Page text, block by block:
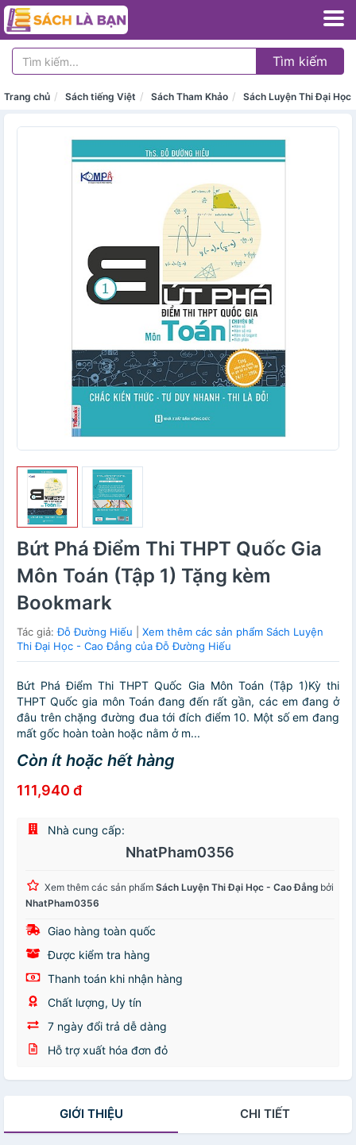
Tìm kiếm
Trang chủ Sách tiếng Việt Sách Tham Khảo Sách Luyện Thi Đại Học
Bứt Phá Điểm Thi THPT Quốc Gia
Môn Toán (Tập 1) Tặng kèm
Bookmark
Tác giả:Đỗ Đường Hiếu
Xem thêm các sản phẩm Sách Luyện
Thi Đại Học - Cao Đẳng của Đỗ Đường Hiếu
Bứt Phá Điểm Thi THPT Quốc Gia Môn Toán (Tập 1)Kỳ thi
THPT Quốc gia môn Toán đang đến rất gần, các em đang ở
đâu trên chặng đường đua tới đích điểm 10. Một số em đang
mất gốc hoàn toàn hoặc nằm ở m...
Còn ít hoặc hết hàng
111,940 đ
Nhà cung cấp:
NhatPham0356
Xem thêm các sản phẩm Sách Luyện Thi Đại Học - Cao Đẳng bởi
NhatPham0356
Giao hàng toàn quốc
Được kiểm tra hàng
Thanh toán khi nhận hàng
Chất lượng, Uy tín
7 ngày đổi trả dễ dàng
Hỗ trợ xuất hóa đơn đỏ
GIỚI THIỆU CHI TIẾT